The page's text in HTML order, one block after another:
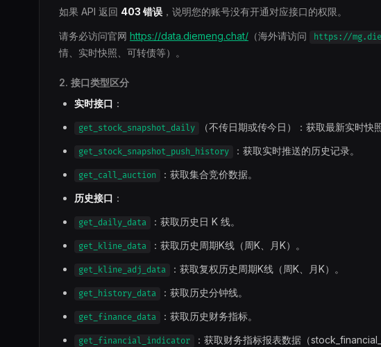
如果 API 返回 403 错误 ，说明您的账号没有开通对应接口的权限。
请务必访问官网 https://data.diemeng.chat/ （海外请访问 https://
情、实时快照、可转债等）。
2. 接口类型区分
实时接口 ：
get_stock_snapshot_daily （不传日期或传今日）：获取最新实时快
get_stock_snapshot_push_history ：获取实时推送的历史记录。
get_call_auction
：获取集合竞价数据。
历史接口 ：
get_daily_data ：获取历史日 K 线。
get_kline_data ：获取历史周期K线（周K、月K）。
get_kline_adj_data ：获取复权历史周期K线（周K、月K）。
get_history_data ：获取历史分钟线。
get_finance_data ：获取历史财务指标。
get_financial_indicator ：获取财务指标报表数据（